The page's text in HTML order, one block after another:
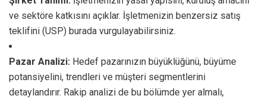
ve sektöre katkısını açıklar. İşletmenizin benzersiz satış
teklifini (USP) burada vurgulayabilirsiniz.
Pazar Analizi: Hedef pazarınızın büyüklüğünü, büyüme
potansiyelini, trendleri ve müşteri segmentlerini
detaylandırır. Rakip analizi de bu bölümde yer almalı,